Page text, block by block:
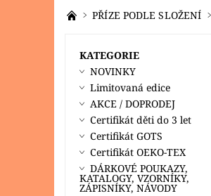
PRODÁVANÉ ZNAČKY
PŘÍZE PODLE SLOŽENÍ
KATEGORIE
NOVINKY
Limitovaná edice
AKCE / DOPRODEJ
Certifikát děti do 3 let
Certifikát GOTS
Certifikát OEKO-TEX
DÁRKOVÉ POUKAZY,
KATALOGY, VZORNÍKY,
ZÁPISNÍKY, NÁVODY